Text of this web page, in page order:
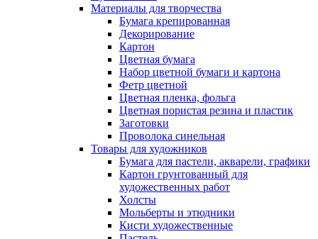
Материалы для творчества
Бумага крепированная
Декорирование
Картон
Цветная бумага
Набор цветной бумаги и картона
Фетр цветной
Цветная пленка, фольга
Цветная пористая резина и пластик
Заготовки
Проволока синельная
Товары для художников
Бумага для пастели, акварели, графики
Картон грунтованный для
художественных работ
Холсты
Мольберты и этюдники
Кисти художественные